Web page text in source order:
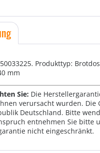
Produkttyp:
mm
Sie: Die
verursacht wurden.
Deutschland. Bitte
entnehmen Sie bitte
nicht eingeschränkt.